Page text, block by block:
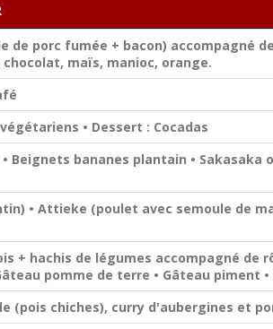
de porc fumée + bacon) accompagné
maïs, manioc, orange.
• Dessert : Cocadas
Beignets bananes plantain • Sakasaka
• Attieke (poulet avec semoule de
+ hachis de légumes accompagné de
pomme de terre • Gâteau piment
(pois chiches), curry d'aubergines et